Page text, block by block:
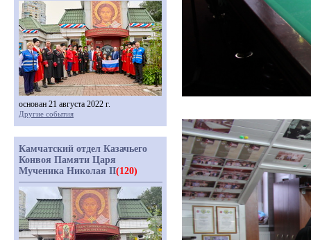
основан 21 августа 2022 г.
Другие события
Камчатский отдел Казачьего
Конвоя Памяти Царя
Мученика Николая II(120)